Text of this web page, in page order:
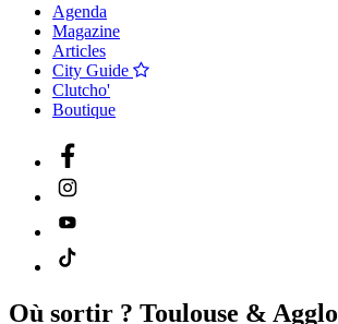
Agenda
Magazine
Articles
City Guide
Clutcho'
Boutique
Où sortir ? Toulouse & Agglo